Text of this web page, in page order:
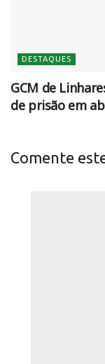
DESTAQUES
GCM de
de prisão em
Comente